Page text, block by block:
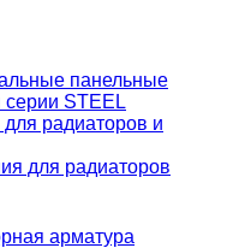
панельные
STEEL
радиаторов и
для радиаторов
арматура